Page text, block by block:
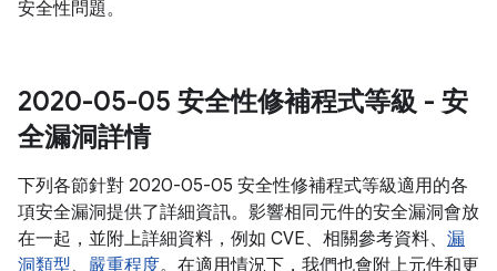
安全性問題。
2020-05-05 安全性修補程式等級 - 安
全漏洞詳情
下列各節針對 2020-05-05 安全性修補程式等級適用的各
項安全漏洞提供了詳細資訊。影響相同元件的安全漏洞會放
在一起，並附上詳細資料，例如 CVE、相關參考資料、 漏
洞類型、 嚴重程度。在適用情況下，我們也會附上元件和更